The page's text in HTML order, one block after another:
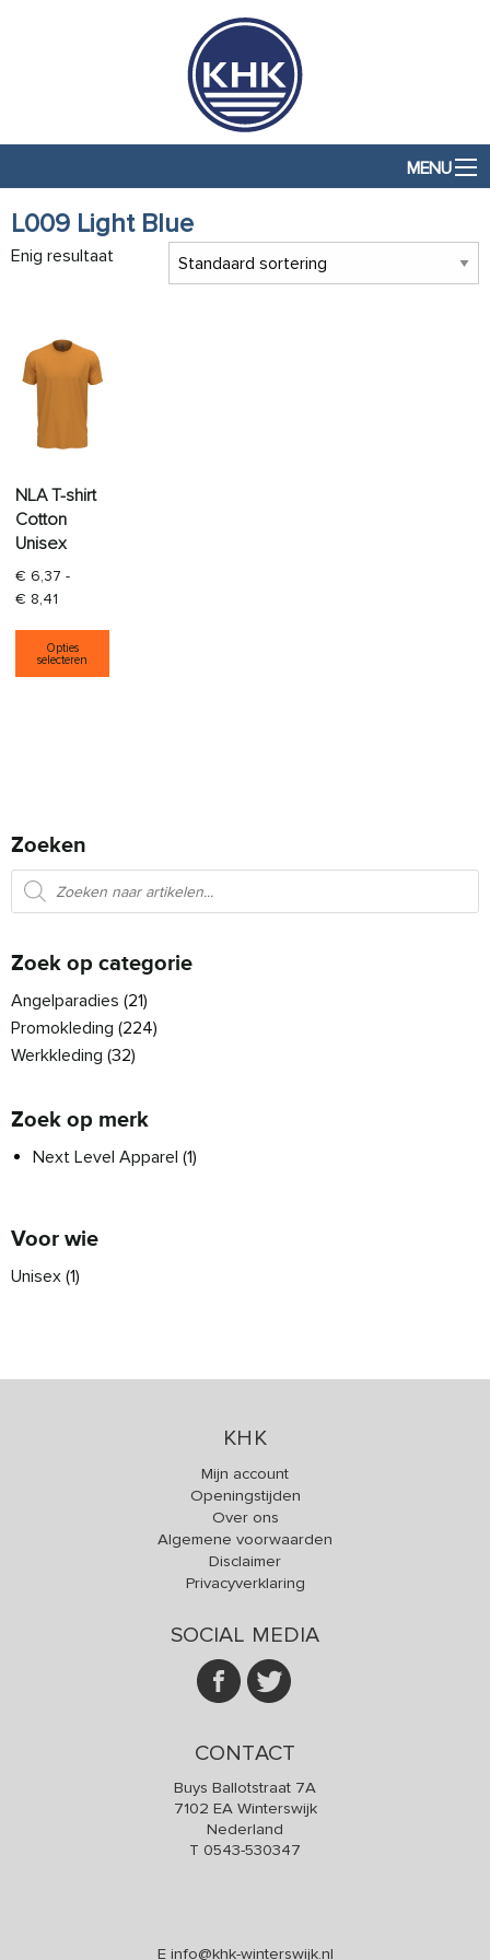
MENU
L009 Light Blue
Enig resultaat
NLA T-shirt
Cotton
Unisex
€ 6,37 -
€ 8,41
Opties
selecteren
Dit product heeft meerdere variaties. Deze optie
Zoeken
Producten zoeken
Zoek op categorie
Angelparadies (21)
Promokleding (224)
Werkkleding (32)
Zoek op merk
Next Level Apparel (1)
Voor wie
Unisex (1)
KHK
Mijn account
Openingstijden
Over ons
Algemene voorwaarden
Disclaimer
Privacyverklaring
SOCIAL MEDIA
CONTACT
Buys Ballotstraat 7A
7102 EA Winterswijk
Nederland
T 0543-530347
E info@khk-winterswijk.nl